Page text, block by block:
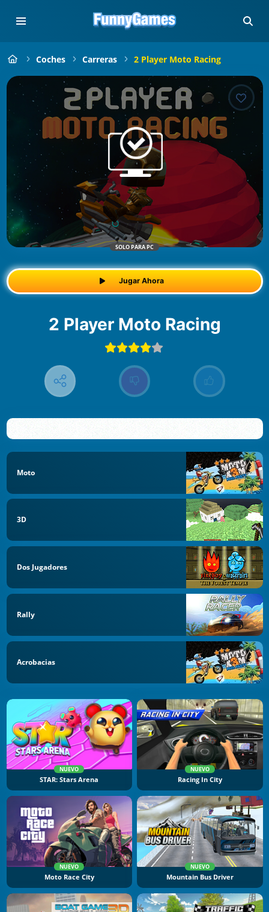
Coches Carreras 2 Player Moto Racing
SOLO PARA PC
Jugar Ahora
2 Player Moto Racing
Moto
3D
Dos Jugadores
Rally
Acrobacias
NUEVO
STAR: Stars Arena
NUEVO
Racing In City
NUEVO
Moto Race City
NUEVO
Mountain Bus Driver